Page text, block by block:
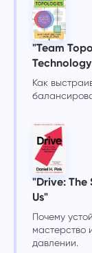
"Team
Как
"Drive:
Us"
Почему
мастерство
давлении.